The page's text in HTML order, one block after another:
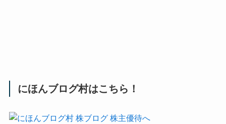
にほんブログ村はこちら！